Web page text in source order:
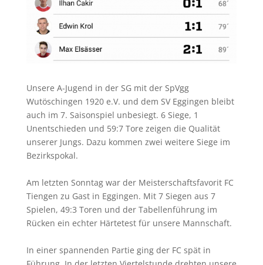
Unsere A-Jugend in der SG mit der SpVgg
Wutöschingen 1920 e.V. und dem SV Eggingen bleibt
auch im 7. Saisonspiel unbesiegt. 6 Siege, 1
Unentschieden und 59:7 Tore zeigen die Qualität
unserer Jungs. Dazu kommen zwei weitere Siege im
Bezirkspokal.
Am letzten Sonntag war der Meisterschaftsfavorit FC
Tiengen zu Gast in Eggingen. Mit 7 Siegen aus 7
Spielen, 49:3 Toren und der Tabellenführung im
Rücken ein echter Härtetest für unsere Mannschaft.
In einer spannenden Partie ging der FC spät in